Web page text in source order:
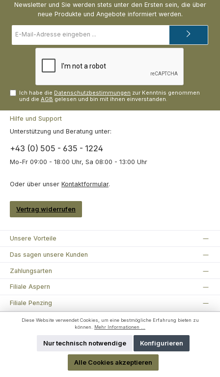
Newsletter und Sie werden stets unter den Ersten sein, die über
neue Produkte und Angebote informiert werden.
Mail-
Ich habe die Datenschutzbestimmungen zur Kenntnis genommen
und dieAGB gelesen und bin mit ihnen einverstanden.
Hilfe und Support
Unterstützung und Beratung unter:
+43 (0) 505 - 635 - 1224
Mo-Fr 09:00 - 18:00 Uhr, Sa 08:00 - 13:00 Uhr
Oder über unser Kontaktformular.
Vertrag widerrufen
Unsere Vorteile
Das sagen unsere Kunden
Zahlungsarten
Filiale Aspern
Filiale Penzing
Über uns
Seit über 15 Jahren sind wir bei Angelsport Köck dein
kompetenter Ansprechpartner rund ums Angeln.
Unser Geschäft steht für Qualität und Leidenschaft im Angelsport,
und wir bieten dir eine breite Auswahl an Produkten und Zubehör,
um dein Angelerlebnis zu bereichern.
Diese Website verwendet Cookies, um eine bestmögliche Erfahrung bieten zu
können. Mehr Informationen ...
Nur technisch notwendige Konfigurieren
Alle Cookies akzeptieren